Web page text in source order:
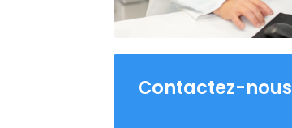
Contactez-nous